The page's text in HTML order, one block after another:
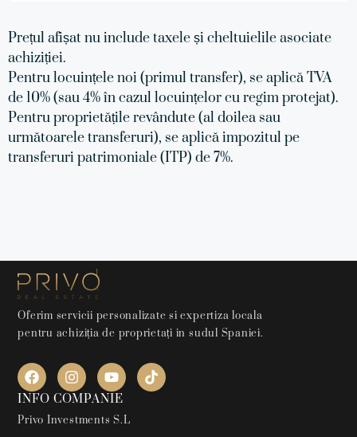
Prețul afișat nu include taxele și cheltuielile asociate
achiziției.
Pentru locuințele noi (primul transfer), se aplică TVA
de 10% (sau 4% în cazul locuințelor cu regim protejat).
Pentru proprietățile revândute (al doilea sau
următoarele transferuri), se aplică impozitul pe
transferuri patrimoniale (ITP) de 7%.
Oferim servicii personalizate si expertiza locala
pentru achiziția de proprietați in sudul Spaniei.
INFO COMPANIE
Privo Investments S.L